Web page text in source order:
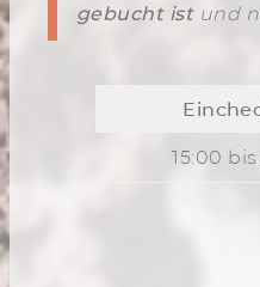
gebucht istund
15:00 bis